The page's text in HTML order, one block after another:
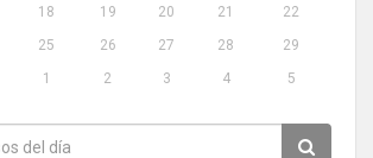
18 19 20 21
22
25 26 27 28
29
1 2 3 4 5